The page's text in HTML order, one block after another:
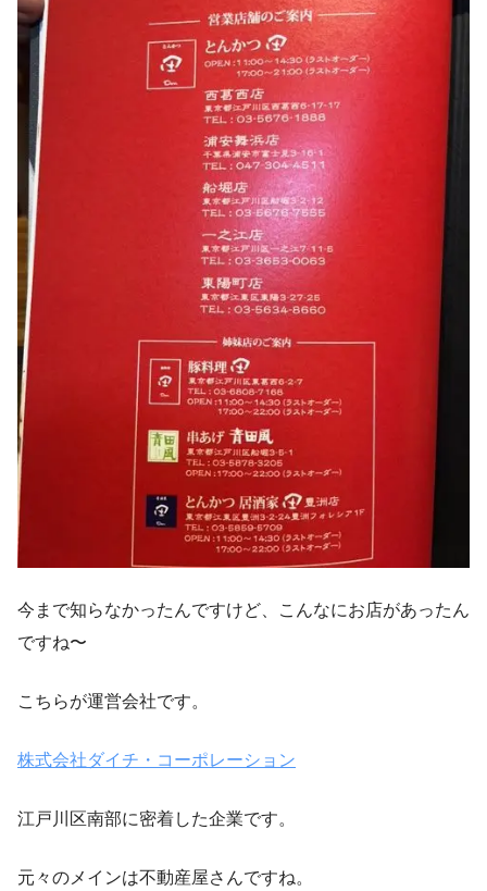
今まで知らなかったんですけど、こんなにお店があったん
ですね〜
こちらが運営会社です。
株式会社ダイチ・コーポレーション
江戸川区南部に密着した企業です。
元々のメインは不動産屋さんですね。